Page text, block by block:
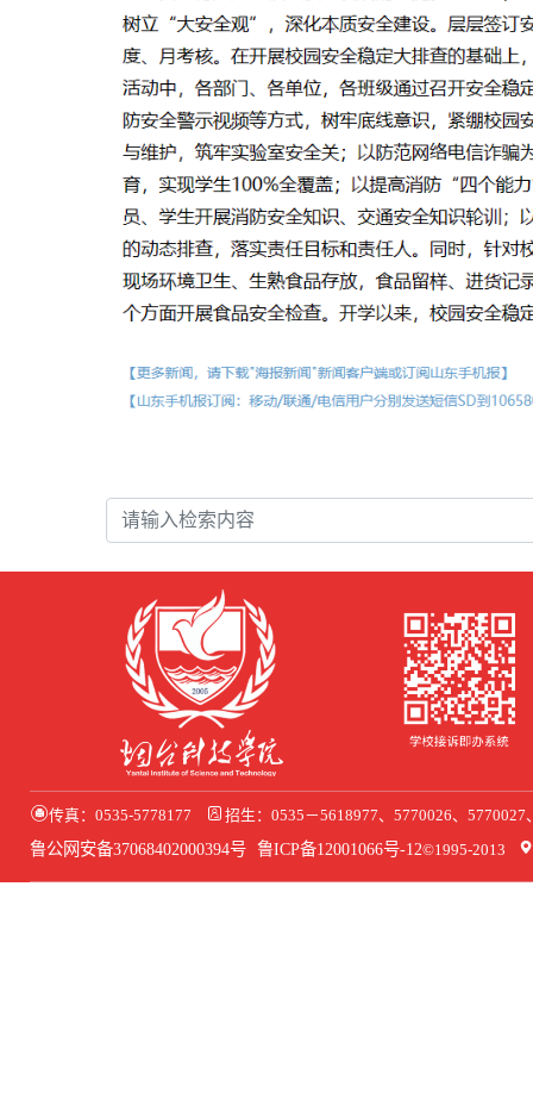
传真：0535-5778177 招生：0535－5618977、5770026、
鲁公网安备37068402000394号 鲁ICP备12001066号-12©1995-2013